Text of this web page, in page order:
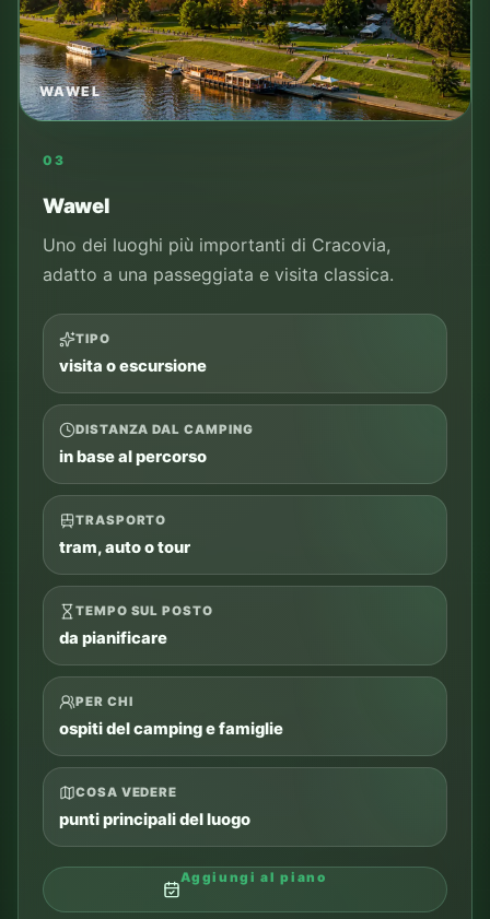
WAWEL
03
Wawel
Uno dei luoghi più importanti di Cracovia,
adatto a una passeggiata e visita classica.
TIPO
visita o escursione
DISTANZA DAL CAMPING
in base al percorso
TRASPORTO
tram, auto o tour
TEMPO SUL POSTO
da pianificare
PER CHI
ospiti del camping e famiglie
COSA VEDERE
punti principali del luogo
Aggiungi al piano